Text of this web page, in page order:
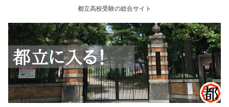
都立高校受験の総合サイト